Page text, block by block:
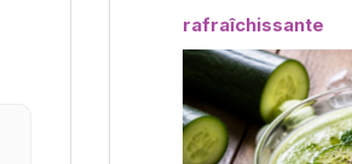
rafraîchissante